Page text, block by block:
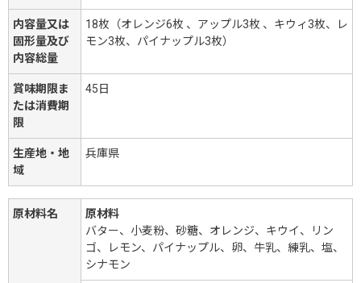
内容量又は
固形量及び
内容総量
18枚（オレンジ6枚 、アップル3枚 、キウィ3枚、レ
モン3枚、パイナップル3枚）
賞味期限ま
たは消費期
限
45日
生産地・地
域
兵庫県
原材料名
原材料
バター、小麦粉、砂糖、オレンジ、キウイ、リン
ゴ、レモン、パイナップル、卵、牛乳、練乳、塩、
シナモン